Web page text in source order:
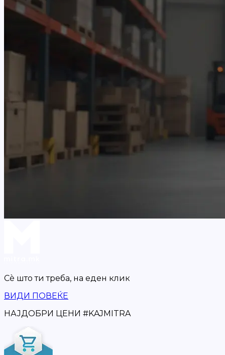
Сè што ти треба, на еден клик
ВИДИ ПОВЕЌЕ
НАЈДОБРИ ЦЕНИ #KAJMITRA